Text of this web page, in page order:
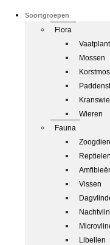
Soortgroepen
Flora
Mossen
Wieren
Fauna
Reptielen
Vissen
Libellen